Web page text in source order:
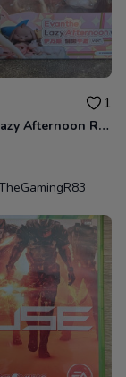
1
Evanthe Lazy Afternoon Red Pride of Eden